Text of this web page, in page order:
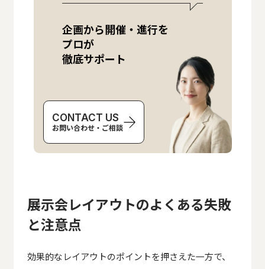
企画から開催・進行を
プロが
徹底サポート
CONTACT US
お問い合わせ・ご相談
展示会レイアウトのよくある失敗
と注意点
効果的なレイアウトのポイントを押さえた一方で、
企画から開催・進行をプロが
徹底サポート